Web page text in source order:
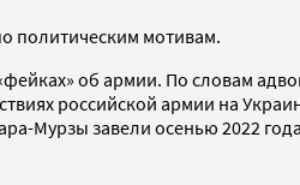
политическим мотивам.
об армии. По словам
российской армии на
Мурзы завели осенью 2022